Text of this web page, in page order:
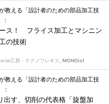
教える「設計者のための部品加工技
ス！ フライス加工とマシニン
の技術
工房・テクノフレキス, MONOist
教える「設計者のための部品加工技
出す、切削の代表格「旋盤加